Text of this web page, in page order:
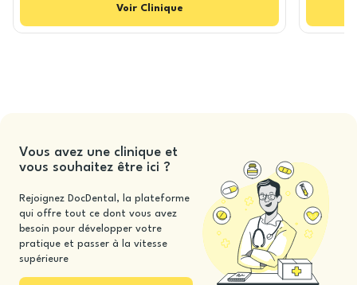
Voir Clinique
Vous avez une clinique et
vous souhaitez être ici ?
Rejoignez DocDental, la plateforme
qui offre tout ce dont vous avez
besoin pour développer votre
pratique et passer à la vitesse
supérieure